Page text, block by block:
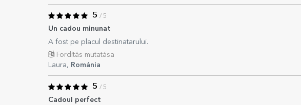
5 / 5
Un cadou minunat
A fost pe placul destinatarului.
Fordítás mutatása
Laura, Románia
5 / 5
Cadoul perfect